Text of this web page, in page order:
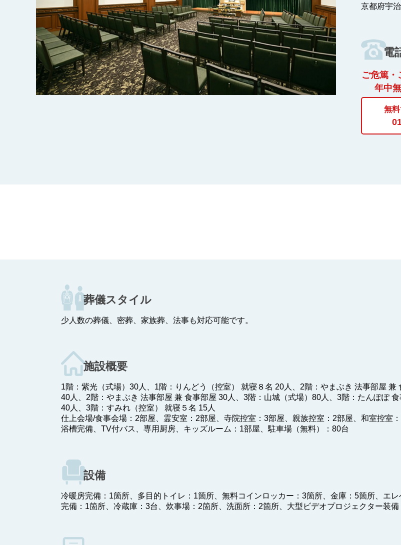
京都府宇
電
ご危篤・
年中
無
葬儀スタイル
少人数の葬儀、密葬、家族葬、法事も対応可能です。
施設概要
1階：紫光（式場）30人、1階：りんどう（控室） 就寝８名 20人、2階：やまぶき 法事部屋 兼
40人、2階：やまぶき 法事部屋 兼 食事部屋 30人、3階：山城（式場）80人、3階：たんぽぽ 食
40人、3階：すみれ（控室） 就寝５名 15人
仕上会場/食事会場：2部屋、霊安室：2部屋、寺院控室：3部屋、親族控室：2部屋、和室控室：
浴槽完備、TV付バス、専用厨房、キッズルーム：1部屋、駐車場（無料）：80台
設備
冷暖房完備：1箇所、多目的トイレ：1箇所、無料コインロッカー：3箇所、金庫：5箇所、エレ
完備：1箇所、冷蔵庫：3台、炊事場：2箇所、洗面所：2箇所、大型ビデオプロジェクター装備